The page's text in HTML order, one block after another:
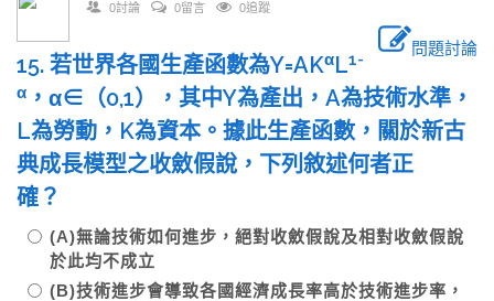
0討論 0留言 0追蹤
問題討論
15. 若世界各國生產函數為Y=AKαL1-
α ，α∈（0,1），其中Y為產出，A為技術水準，
L為勞動，K為資本。據此生產函數，關於新古
典成長模型之收斂假說，下列敘述何者正
確？
(A)無論技術如何進步，絕對收斂假說及相對收斂假說
於此均不成立
(B)技術進步會導致各國經濟成長率高於技術進步率，